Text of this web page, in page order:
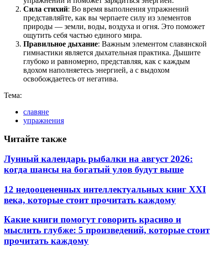
Сила стихий: Во время выполнения упражнений
представляйте, как вы черпаете силу из элементов
природы — земли, воды, воздуха и огня. Это поможет
ощутить себя частью единого мира.
Правильное дыхание: Важным элементом славянской
гимнастики является дыхательная практика. Дышите
глубоко и равномерно, представляя, как с каждым
вдохом наполняетесь энергией, а с выдохом
освобождаетесь от негатива.
Тема:
славяне
упражнения
Читайте также
Лунный календарь рыбалки на август 2026:
когда шансы на богатый улов будут выше
12 недооцененных интеллектуальных книг XXI
века, которые стоит прочитать каждому
Какие книги помогут говорить красиво и
мыслить глубже: 5 произведений, которые стоит
прочитать каждому